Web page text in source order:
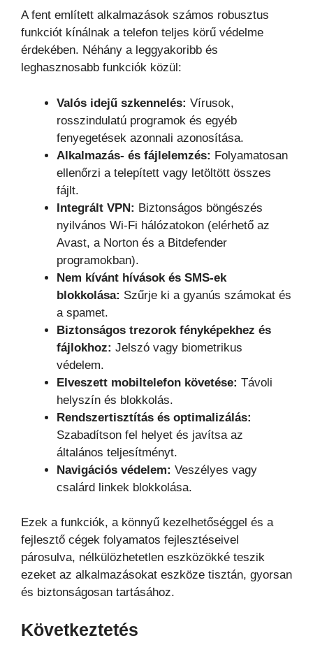
A fent említett alkalmazások számos robusztus
funkciót kínálnak a telefon teljes körű védelme
érdekében. Néhány a leggyakoribb és
leghasznosabb funkciók közül:
Valós idejű szkennelés: Vírusok,
rosszindulatú programok és egyéb
fenyegetések azonnali azonosítása.
Alkalmazás- és fájlelemzés: Folyamatosan
ellenőrzi a telepített vagy letöltött összes
fájlt.
Integrált VPN: Biztonságos böngészés
nyilvános Wi-Fi hálózatokon (elérhető az
Avast, a Norton és a Bitdefender
programokban).
Nem kívánt hívások és SMS-ek
blokkolása: Szűrje ki a gyanús számokat és
a spamet.
Biztonságos trezorok fényképekhez és
fájlokhoz: Jelszó vagy biometrikus
védelem.
Elveszett mobiltelefon követése: Távoli
helyszín és blokkolás.
Rendszertisztítás és optimalizálás:
Szabadítson fel helyet és javítsa az
általános teljesítményt.
Navigációs védelem: Veszélyes vagy
csalárd linkek blokkolása.
Ezek a funkciók, a könnyű kezelhetőséggel és a
fejlesztő cégek folyamatos fejlesztéseivel
párosulva, nélkülözhetetlen eszközökké teszik
ezeket az alkalmazásokat eszköze tisztán, gyorsan
és biztonságosan tartásához.
Következtetés